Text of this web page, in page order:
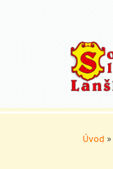
Úvod »